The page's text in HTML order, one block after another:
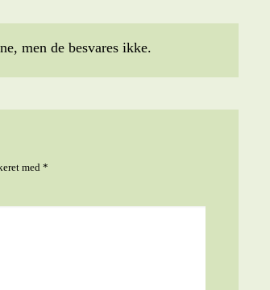
men de besvares ikke.
med *